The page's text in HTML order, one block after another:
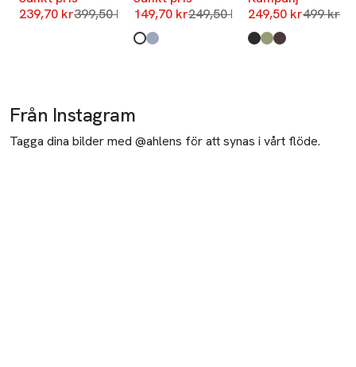
239,70 krLägsta pris 30 dagar
399,50 kr
149,70 krLägsta pris 30 dagar
249,50 kr
Produkten finns i färgerna:
White
Blue Stripe
249,50 krLägsta
499 kr
Produkten finns i
Black,
Sage,
Dark Brown
Från Instagram
Tagga dina bilder med @ahlens för att synas i vårt flöde.